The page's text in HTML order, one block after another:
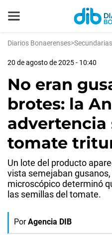
Diarios Bonaerenses>Secundarias
20 de agosto de 2025 - 10:40
No eran
brotes: la
advertencia
tomate
Un lote del producto
vista semejaban
microscópico determinó
las semillas del tomate.
Por Agencia DIB